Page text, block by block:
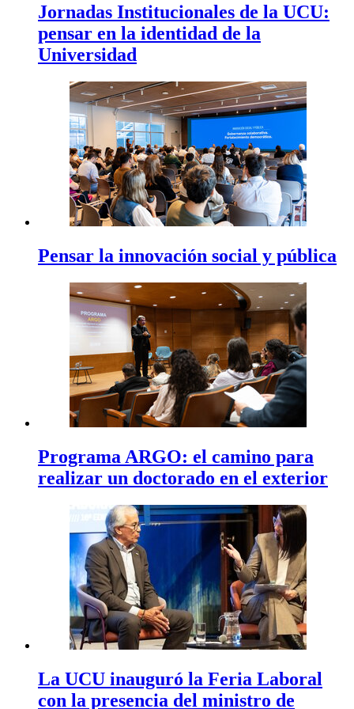
Jornadas Institucionales de la UCU:
pensar en la identidad de la
Universidad
Pensar la innovación social y pública
Programa ARGO: el camino para
realizar un doctorado en el exterior
La UCU inauguró la Feria Laboral
con la presencia del ministro de